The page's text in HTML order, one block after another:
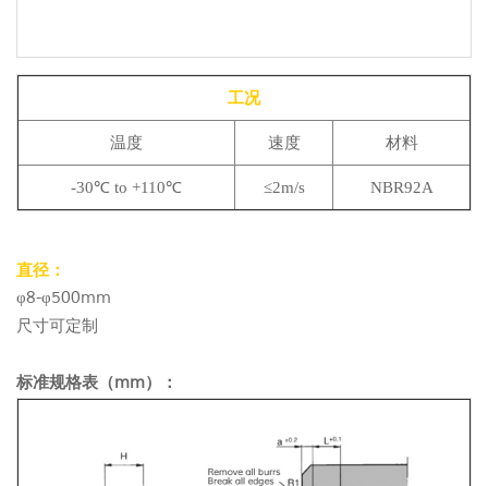
工况
温度 速度 材料
-30℃ to +110℃ ≤2m/s NBR92A
直径：
φ8-φ500mm
尺寸可定制
标准规格表（mm）：